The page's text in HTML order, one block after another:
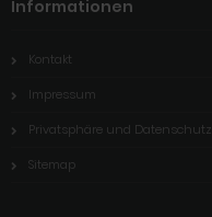
Informationen
Kontakt
Impressum
Privatsphäre und Datenschutz
Sitemap